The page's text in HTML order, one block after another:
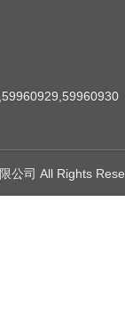
限公司 All Rights